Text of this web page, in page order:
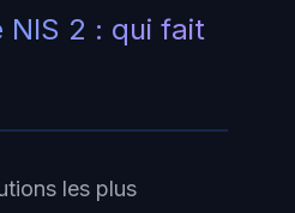
NIS 2 : qui fait
les plus